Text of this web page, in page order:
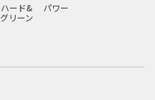
ハード&
グリーン
パワー